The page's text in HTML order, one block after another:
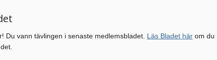
Du vann tävlingen i senaste medlemsbladet. Läs Bladet här om du